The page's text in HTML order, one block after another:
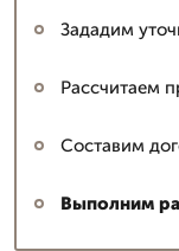
Зададим
Рассчитаем
Составим
Выполним